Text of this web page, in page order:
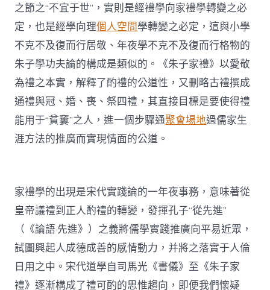
之節之“不宜于世”，實則是經禮學向家禮學轉變之必
定，也是經學向理個人空間學轉變之必定，這與小學
不克不及復而行居敬、年夜學不克不及復而行格物的
朱子學功夫論的構成是類似的。《朱子家禮》以愛敬
為禮之本實，解釋了酌禮的公道性，又刪略古禮撰成
通禮與冠、婚、喪、祭四禮，其直接目標是要使得禮
能用于“貧窶”之人，進一個步驟通聚會場地過儒家生
涯方法的推廣而實現情面的公道。
家禮學的出現是宋代實踐論的一年夜事務，意味著從
皇帝議禮到正人酌禮的轉變，發揮孔子“從先進”
（《論語·先進》）之義將儒學實踐推廣向平易近眾，
試圖興起人成德成善的感情動力，并將之落實于人倫
日用之中。宋代道學自司馬光《書儀》至《朱子家
禮》逐漸構成了禮可酌的思惟趨向，即便我們懷疑